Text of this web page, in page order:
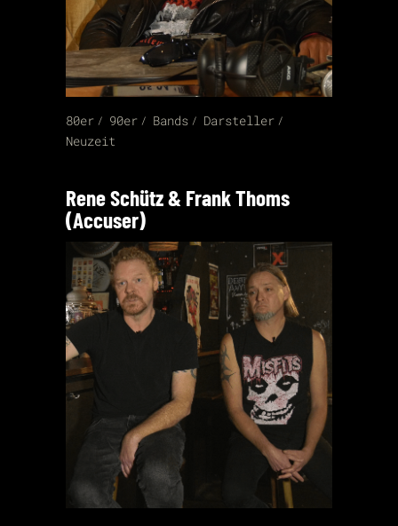
80er 90er Bands
Darsteller
Neuzeit
Rene Schütz & Frank Thoms
(Accuser)